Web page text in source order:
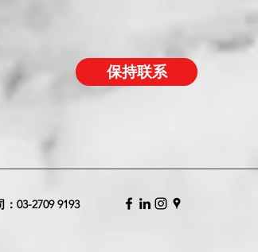
保持联系
： 03-2709 9193